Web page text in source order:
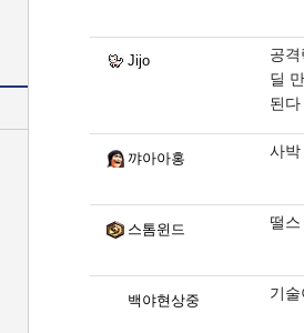
Jijo
공
딜
된다
꺄아아홍 사
스톰윈드 떨
백야현상중 기